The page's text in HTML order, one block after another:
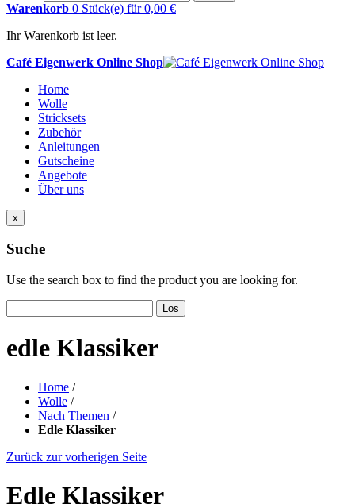
Warenkorb 0 Stück(e) für 0,00 €
Ihr Warenkorb ist leer.
Café Eigenwerk Online Shop
Home
Wolle
Stricksets
Zubehör
Anleitungen
Gutscheine
Angebote
Über uns
x
Suche
Use the search box to find the product you are looking for.
Los
edle Klassiker
Home /
Wolle /
Nach Themen /
Edle Klassiker
Zurück zur vorherigen Seite
Edle Klassiker